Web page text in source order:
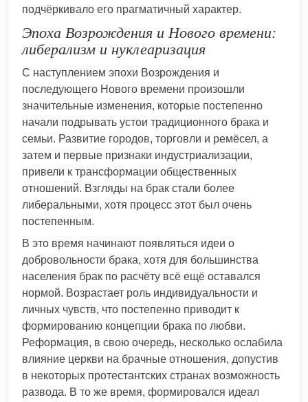
подчёркивало его прагматичный характер.
Эпоха Возрождения и Нового времени:
либерализм и нуклеаризация
С наступлением эпохи Возрождения и
последующего Нового времени произошли
значительные изменения, которые постепенно
начали подрывать устои традиционного брака и
семьи. Развитие городов, торговли и ремёсел, а
затем и первые признаки индустриализации,
привели к трансформации общественных
отношений. Взгляды на брак стали более
либеральными, хотя процесс этот был очень
постепенным.
В это время начинают появляться идеи о
добровольности брака, хотя для большинства
населения брак по расчёту всё ещё оставался
нормой. Возрастает роль индивидуальности и
личных чувств, что постепенно приводит к
формированию концепции брака по любви.
Реформация, в свою очередь, несколько ослабила
влияние церкви на брачные отношения, допустив
в некоторых протестантских странах возможность
развода. В то же время, формировался идеал